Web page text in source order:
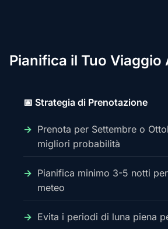
Pianifica il Tuo Viaggio
📅 Strategia di Prenotazione
Prenota per Settembre o
migliori probabilità
Pianifica minimo 3-5 notti
meteo
Evita i periodi di luna piena